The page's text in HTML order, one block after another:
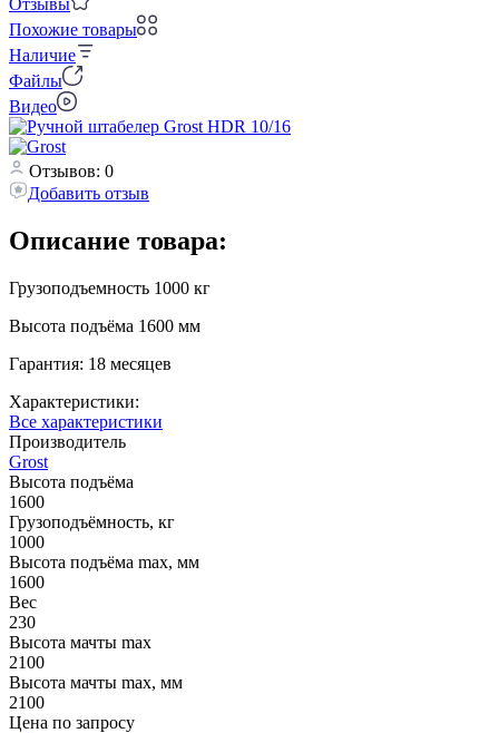
Похожие товары
Наличие
Файлы
Видео
Отзывов: 0
Добавить отзыв
Описание товара:
Грузоподъемность 1000 кг
Высота подъёма 1600 мм
Гарантия: 18 месяцев
Характеристики:
Все характеристики
Производитель
Grost
Высота подъёма
1600
Грузоподъёмность, кг
1000
Высота подъёма max, мм
1600
Вес
230
Высота мачты max
2100
Высота мачты max, мм
2100
Цена по запросу